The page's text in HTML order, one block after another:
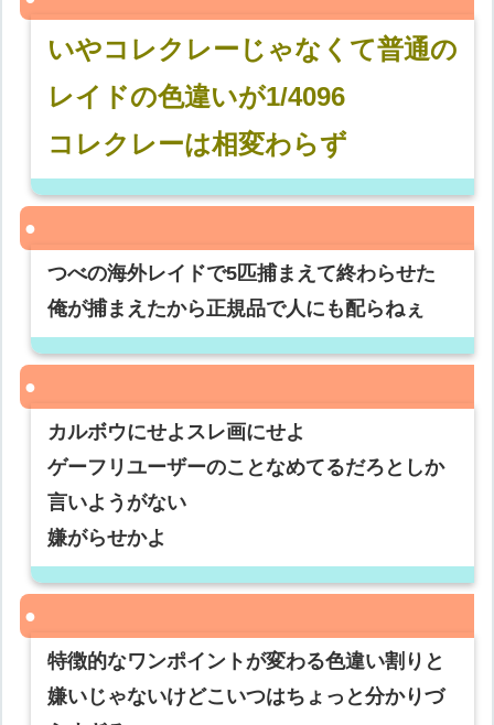
いやコレクレーじゃなくて普通の
レイドの色違いが1/4096
コレクレーは相変わらず
つべの海外レイドで5匹捕まえて終わらせた
俺が捕まえたから正規品で人にも配らねぇ
カルボウにせよスレ画にせよ
ゲーフリユーザーのことなめてるだろとしか
言いようがない
嫌がらせかよ
特徴的なワンポイントが変わる色違い割りと
嫌いじゃないけどこいつはちょっと分かりづ